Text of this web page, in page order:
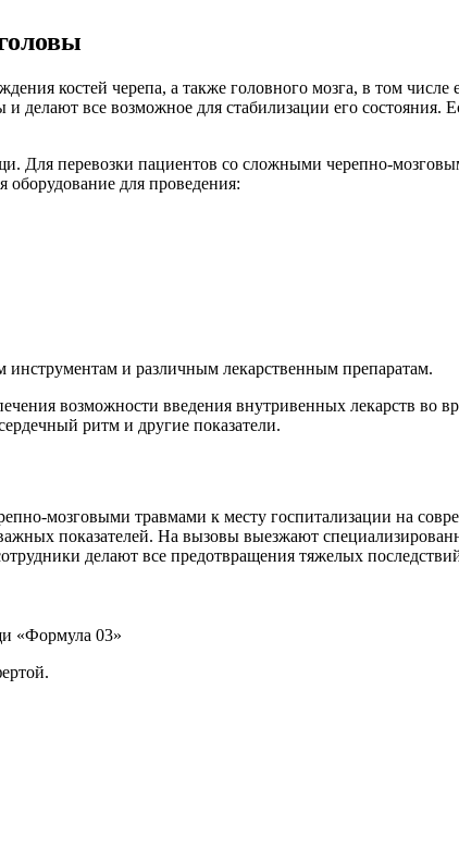
костей черепа, а также головного мозга, в том
все возможное для стабилизации его состояния.
Для перевозки пациентов со сложными черепно-
оборудование для проведения:
и различным лекарственным препаратам.
возможности введения внутривенных лекарств
ритм и другие показатели.
мозговыми травмами к месту госпитализации на
показателей. На вызовы выезжают
делают все предотвращения тяжелых
«Формула 03»